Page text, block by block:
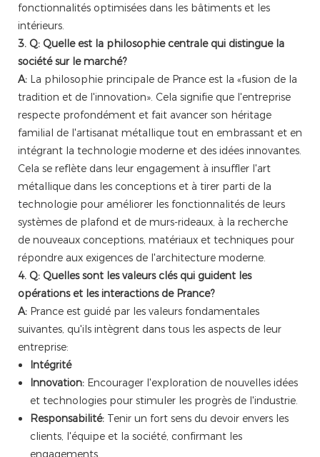
fonctionnalités optimisées dans les bâtiments et les
intérieurs.
3. Q: Quelle est la philosophie centrale qui distingue la
société sur le marché?
A: La philosophie principale de Prance est la «fusion de la
tradition et de l'innovation». Cela signifie que l'entreprise
respecte profondément et fait avancer son héritage
familial de l'artisanat métallique tout en embrassant et en
intégrant la technologie moderne et des idées innovantes.
Cela se reflète dans leur engagement à insuffler l'art
métallique dans les conceptions et à tirer parti de la
technologie pour améliorer les fonctionnalités de leurs
systèmes de plafond et de murs-rideaux, à la recherche
de nouveaux conceptions, matériaux et techniques pour
répondre aux exigences de l'architecture moderne.
4. Q: Quelles sont les valeurs clés qui guident les
opérations et les interactions de Prance?
A: Prance est guidé par les valeurs fondamentales
suivantes, qu'ils intègrent dans tous les aspects de leur
entreprise:
Intégrité
Innovation: Encourager l'exploration de nouvelles idées
et technologies pour stimuler les progrès de l'industrie.
Responsabilité: Tenir un fort sens du devoir envers les
clients, l'équipe et la société, confirmant les
engagements.